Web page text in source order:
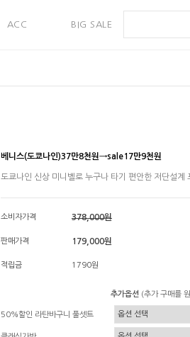
ACC BIG SALE
베니스(도쿄나인)37만8천원→sale17만9천원
도쿄나인 신상 미니벨로 누구나 타기 편안한 저단설
소비자가격 378,000원
판매가격 179,000원
적립금 1790원
추가옵션 (추가 구매를
50%할인 라탄바구니 풀셋트